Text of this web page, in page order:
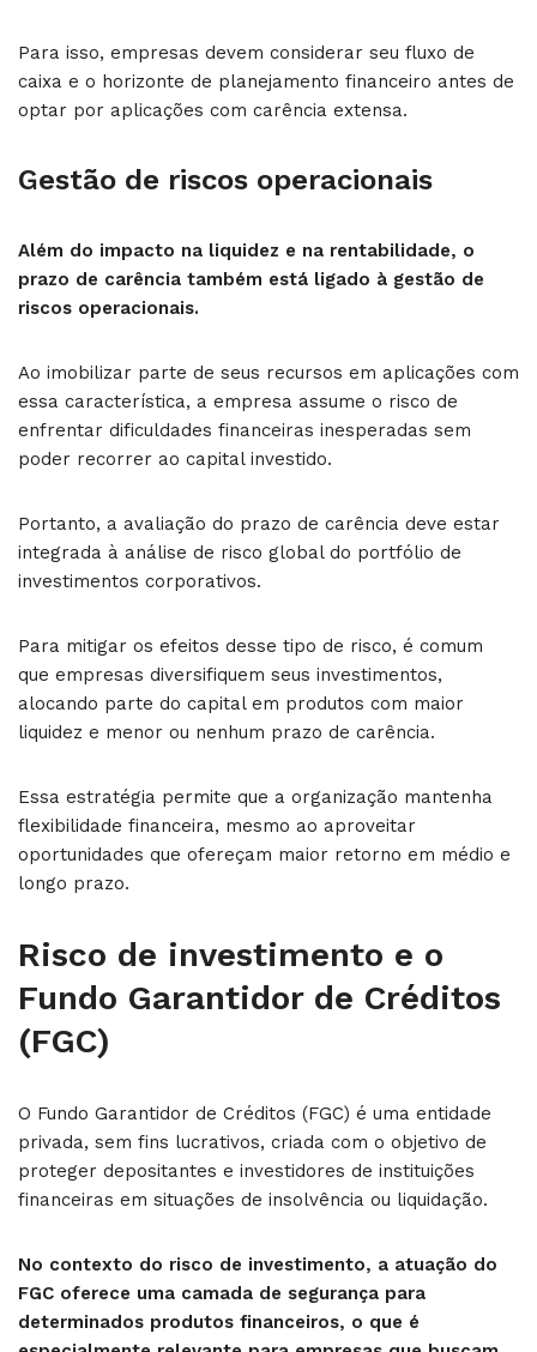
Para isso, empresas devem considerar seu fluxo de
caixa e o horizonte de planejamento financeiro antes de
optar por aplicações com carência extensa.
Gestão de riscos operacionais
Além do impacto na liquidez e na rentabilidade, o
prazo de carência também está ligado à gestão de
riscos operacionais.
Ao imobilizar parte de seus recursos em aplicações com
essa característica, a empresa assume o risco de
enfrentar dificuldades financeiras inesperadas sem
poder recorrer ao capital investido.
Portanto, a avaliação do prazo de carência deve estar
integrada à análise de risco global do portfólio de
investimentos corporativos.
Para mitigar os efeitos desse tipo de risco, é comum
que empresas diversifiquem seus investimentos,
alocando parte do capital em produtos com maior
liquidez e menor ou nenhum prazo de carência.
Essa estratégia permite que a organização mantenha
flexibilidade financeira, mesmo ao aproveitar
oportunidades que ofereçam maior retorno em médio e
longo prazo.
Risco de investimento e o
Fundo Garantidor de Créditos
(FGC)
O Fundo Garantidor de Créditos (FGC) é uma entidade
privada, sem fins lucrativos, criada com o objetivo de
proteger depositantes e investidores de instituições
financeiras em situações de insolvência ou liquidação.
No contexto do risco de investimento, a atuação do
FGC oferece uma camada de segurança para
determinados produtos financeiros, o que é